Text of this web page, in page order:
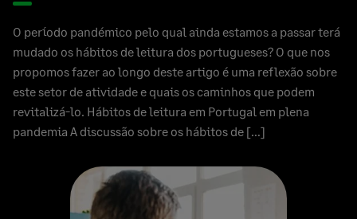
O período pandémico pelo qual ainda estamos a passar terá
mudado os hábitos de leitura dos portugueses? O que nos
propomos fazer ao longo deste artigo é uma reflexão sobre
este setor de atividade e quais os caminhos que podem
revitalizá-lo. Hábitos de leitura em Portugal em plena
pandemia A discussão sobre os hábitos de […]